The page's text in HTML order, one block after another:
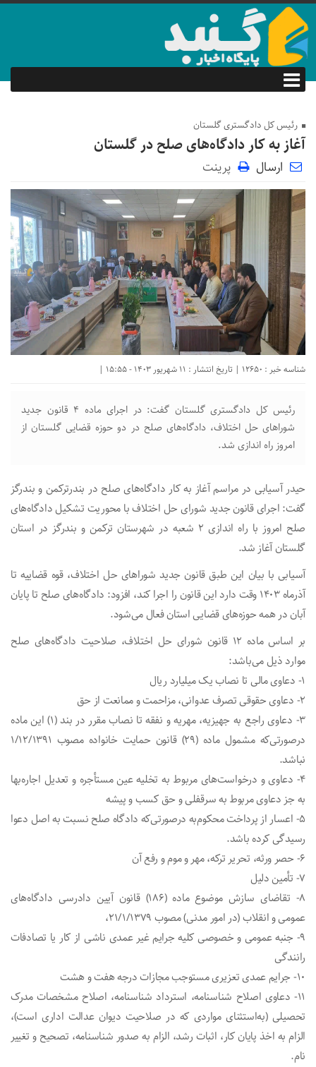
رئیس کل دادگستری گلستان
آغاز به کار دادگاه‌های صلح در گلستان
ارسال پرینت
شناسه خبر : 12650 | تاریخ انتشار : 11 شهریور 1403 - 15:55 |
رئیس کل دادگستری گلستان گفت: در اجرای ماده ۴ قانون جدید
شورا‌های حل اختلاف، دادگاه‌های صلح در دو حوزه قضایی گلستان از
امروز راه اندازی شد.
حیدر آسیابی در مراسم آغاز به کار دادگاه‌های صلح در بندرترکمن و بندرگز
گفت: اجرای قانون جدید شورای حل اختلاف با محوریت تشکیل دادگاه‌های
صلح امروز با راه اندازی ۲ شعبه در شهرستان ترکمن و بندرگز در استان
گلستان آغاز شد.
آسیابی با بیان این طبق قانون جدید شورا‌های حل اختلاف، قوه قضاییه تا
آذرماه ۱۴۰۳ وقت دارد این قانون را اجرا کند، افزود: دادگاه‌های صلح تا پایان
آبان در همه حوزه‌های قضایی استان فعال می‌شود.
بر اساس ماده ۱۲ قانون شورای حل اختلاف، صلاحیت دادگاه‌های صلح
موارد ذیل می‌باشد:
۱- دعاوی مالی تا نصاب یک میلیارد ریال
۲- دعاوی حقوقی تصرف عدوانی، مزاحمت و ممانعت از حق
۳- دعاوی راجع به جهیزیه، مهریه و نفقه تا نصاب مقرر در بند (۱) این ماده
درصورتی‌که مشمول ماده (۲۹) قانون حمایت خانواده مصوب ۱/۱۲/۱۳۹۱
نباشد.
۴- دعاوی و درخواست‌های مربوط به تخلیه عین مستأجره و تعدیل اجاره‌بها
به جز دعاوی مربوط به سرقفلی و حق کسب و پیشه
۵- اعسار از پرداخت محکوم‌به درصورتی‌که دادگاه صلح نسبت به اصل دعوا
رسیدگی کرده باشد.
۶- حصر ورثه، تحریر ترکه، مهر و موم و رفع آن
۷- تأمین دلیل
۸- تقاضای سازش موضوع ماده (١٨۶) قانون آیین دادرسی دادگاه‌های
عمومی و انقلاب (در امور مدنی) مصوب ۲۱/۱/۱۳۷۹،
۹- جنبه عمومی و خصوصی کلیه جرایم غیر عمدی ناشی از کار یا تصادفات
رانندگی
۱۰- جرایم عمدی تعزیری مستوجب مجازات درجه هفت و هشت
۱۱- دعاوی اصلاح شناسنامه، استرداد شناسنامه، اصلاح مشخصات مدرک
تحصیلی (به‌استثنای مواردی که در صلاحیت دیوان عدالت اداری است)،
الزام به اخذ پایان کار، اثبات رشد، الزام به صدور شناسنامه، تصحیح و تغییر
نام.